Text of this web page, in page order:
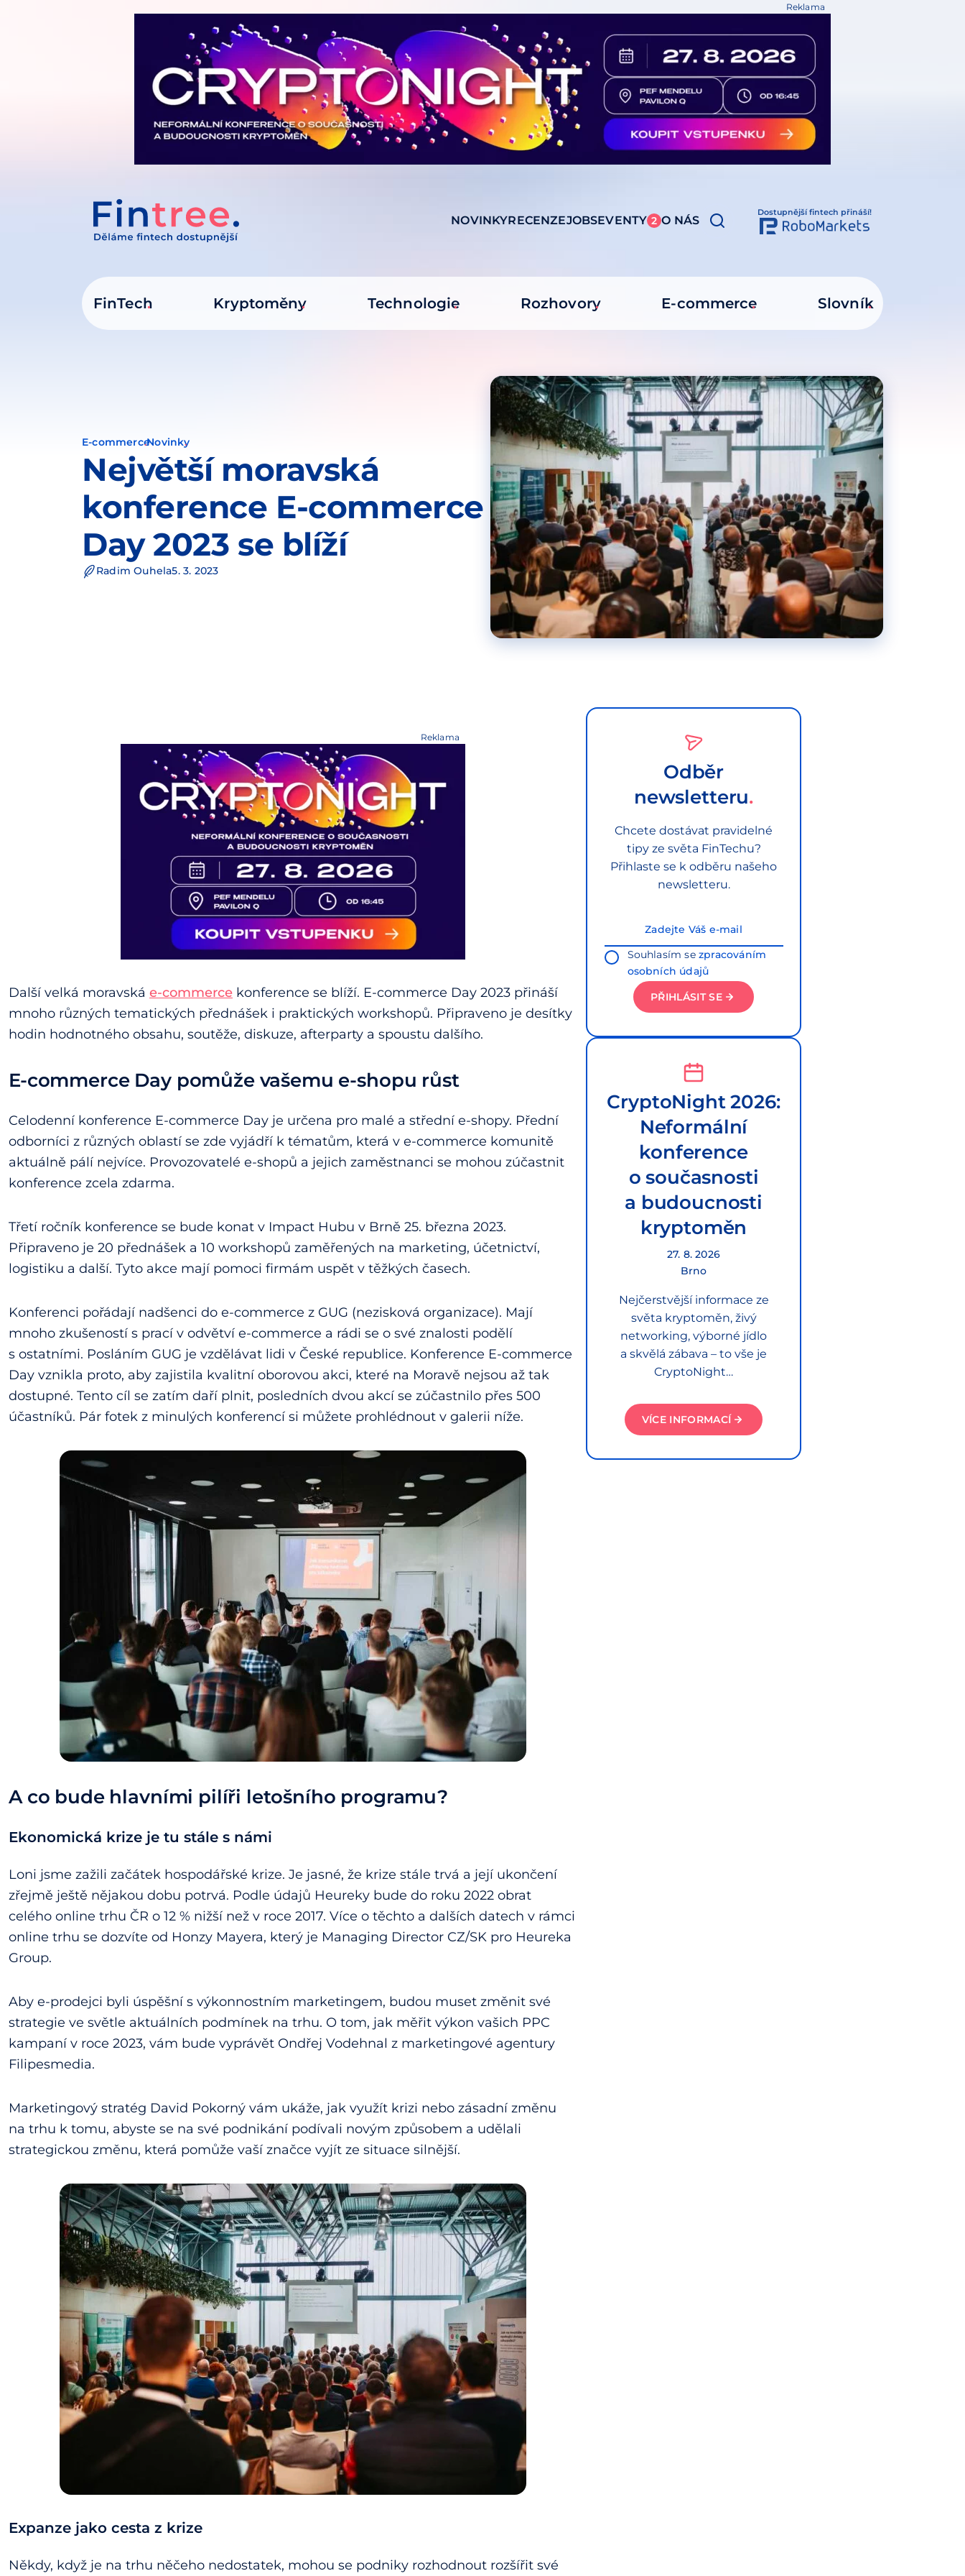
Reklama
NOVINKYRECENZEJOBSEVENTY 2 O NÁS
Dostupnější fintech přináší!
FinTech Kryptoměny Technologie Rozhovory E-commerce Slovník
E-commerceNovinky
Největší moravská
konference E-commerce
Day 2023 se blíží
Radim Ouhela5. 3. 2023
Reklama
Další velká moravská e-commerce konference se blíží. E-commerce Day 2023 přináší
mnoho různých tematických přednášek i praktických workshopů. Připraveno je desítky
hodin hodnotného obsahu, soutěže, diskuze, afterparty a spoustu dalšího.
E-commerce Day pomůže vašemu e-shopu růst
Celodenní konference E-commerce Day je určena pro malé a střední e-shopy. Přední
odborníci z různých oblastí se zde vyjádří k tématům, která v e-commerce komunitě
aktuálně pálí nejvíce. Provozovatelé e-shopů a jejich zaměstnanci se mohou zúčastnit
konference zcela zdarma.
Třetí ročník konference se bude konat v Impact Hubu v Brně 25. března 2023.
Připraveno je 20 přednášek a 10 workshopů zaměřených na marketing, účetnictví,
logistiku a další. Tyto akce mají pomoci firmám uspět v těžkých časech.
Konferenci pořádají nadšenci do e-commerce z GUG (nezisková organizace). Mají
mnoho zkušeností s prací v odvětví e-commerce a rádi se o své znalosti podělí
s ostatními. Posláním GUG je vzdělávat lidi v České republice. Konference E-commerce
Day vznikla proto, aby zajistila kvalitní oborovou akci, které na Moravě nejsou až tak
dostupné. Tento cíl se zatím daří plnit, posledních dvou akcí se zúčastnilo přes 500
účastníků. Pár fotek z minulých konferencí si můžete prohlédnout v galerii níže.
A co bude hlavními pilíři letošního programu?
Ekonomická krize je tu stále s námi
Loni jsme zažili začátek hospodářské krize. Je jasné, že krize stále trvá a její ukončení
zřejmě ještě nějakou dobu potrvá. Podle údajů Heureky bude do roku 2022 obrat
celého online trhu ČR o 12 % nižší než v roce 2017. Více o těchto a dalších datech v rámci
online trhu se dozvíte od Honzy Mayera, který je Managing Director CZ/SK pro Heureka
Group.
Aby e-prodejci byli úspěšní s výkonnostním marketingem, budou muset změnit své
strategie ve světle aktuálních podmínek na trhu. O tom, jak měřit výkon vašich PPC
kampaní v roce 2023, vám bude vyprávět Ondřej Vodehnal z marketingové agentury
Filipesmedia.
Marketingový stratég David Pokorný vám ukáže, jak využít krizi nebo zásadní změnu
na trhu k tomu, abyste se na své podnikání podívali novým způsobem a udělali
strategickou změnu, která pomůže vaší značce vyjít ze situace silnější.
Expanze jako cesta z krize
Někdy, když je na trhu něčeho nedostatek, mohou se podniky rozhodnout rozšířit své
Odběr
newsletteru
Chcete dostávat pravidelné
tipy ze světa FinTechu?
Přihlaste se k odběru našeho
newsletteru.
Souhlasím sezpracováním
osobních údajů
PŘIHLÁSIT SE
CryptoNight 2026:
Neformální
konference
o současnosti
a budoucnosti
kryptoměn
27. 8. 2026
Brno
Nejčerstvější informace ze
světa kryptoměn, živý
networking, výborné jídlo
a skvělá zábava – to vše je
CryptoNight…
VÍCE INFORMACÍ